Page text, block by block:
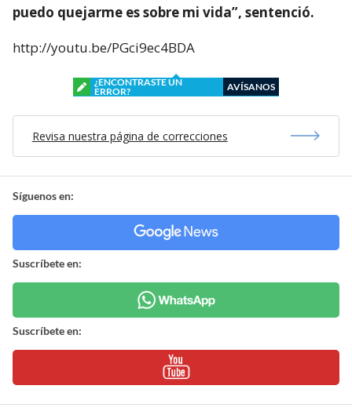
puedo quejarme es sobre mi vida”, sentenció.
http://youtu.be/PGci9ec4BDA
¿ENCONTRASTE UN
ERROR?
AVÍSANOS
Revisa nuestra página de correcciones
Síguenos en:
Suscríbete en:
Suscríbete en: